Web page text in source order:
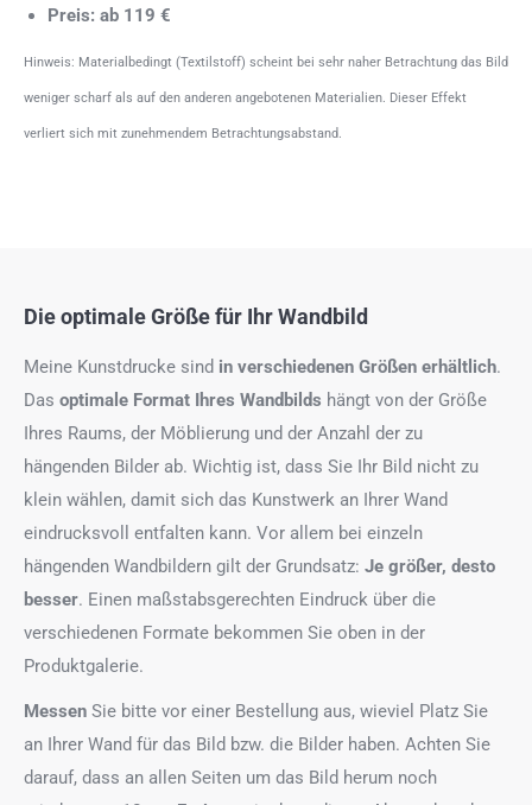
Preis: ab 119 €
Hinweis: Materialbedingt (Textilstoff) scheint bei sehr naher Betrachtung das Bild
weniger scharf als auf den anderen angebotenen Materialien. Dieser Effekt
verliert sich mit zunehmendem Betrachtungsabstand.
Die optimale Größe für Ihr Wandbild
Meine Kunstdrucke sind in verschiedenen Größen erhältlich.
Das optimale Format Ihres Wandbilds hängt von der Größe
Ihres Raums, der Möblierung und der Anzahl der zu
hängenden Bilder ab. Wichtig ist, dass Sie Ihr Bild nicht zu
klein wählen, damit sich das Kunstwerk an Ihrer Wand
eindrucksvoll entfalten kann. Vor allem bei einzeln
hängenden Wandbildern gilt der Grundsatz: Je größer, desto
besser. Einen maßstabsgerechten Eindruck über die
verschiedenen Formate bekommen Sie oben in der
Produktgalerie.
Messen Sie bitte vor einer Bestellung aus, wieviel Platz Sie
an Ihrer Wand für das Bild bzw. die Bilder haben. Achten Sie
darauf, dass an allen Seiten um das Bild herum noch